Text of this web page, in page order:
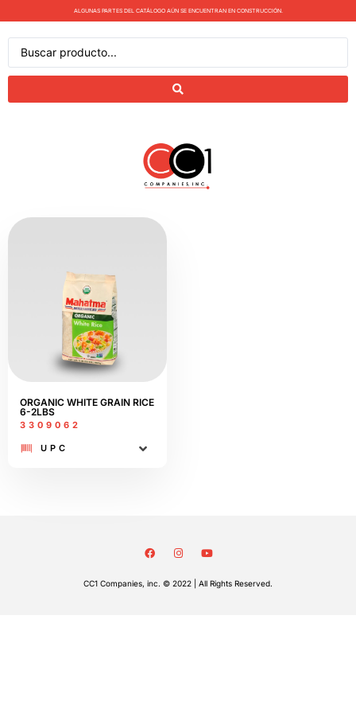
ALGUNAS PARTES DEL CATÁLOGO AÚN SE ENCUENTRAN EN CONSTRUCCIÓN.
ORGANIC WHITE GRAIN RICE
6-2LBS
3309062
UPC
CC1 Companies, inc. © 2022 | All Rights Reserved.